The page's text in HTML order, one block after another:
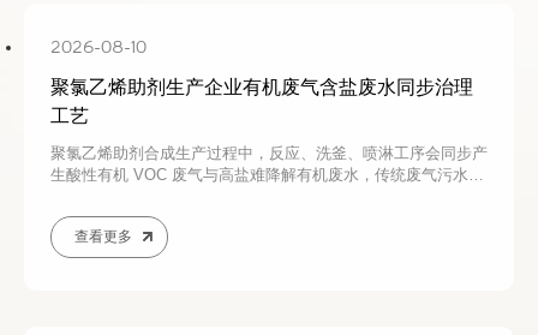
2026-08-10
聚氯乙烯助剂生产企业有机废气含盐废水同步治理
工艺
聚氯乙烯助剂合成生产过程中，反应、洗釜、喷淋工序会同步产
生酸性有机 VOC 废气与高盐难降解有机废水，传统废气污水分
性差等问题。本文结合 PVC 助剂化工生产特点，分析废气、含
盐废水污染特性与治理难点，介绍气水同步协同成套治理工艺，
通过喷淋耦合净化、高级氧化、耐盐生化及膜蒸发减量实现稳定
查看更多